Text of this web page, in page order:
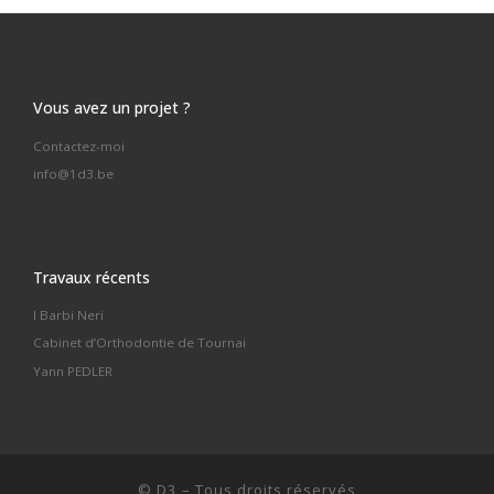
Vous avez un projet ?
Contactez-moi
info@1d3.be
Travaux récents
I Barbi Neri
Cabinet d’Orthodontie de Tournai
Yann PEDLER
© D3 – Tous droits réservés